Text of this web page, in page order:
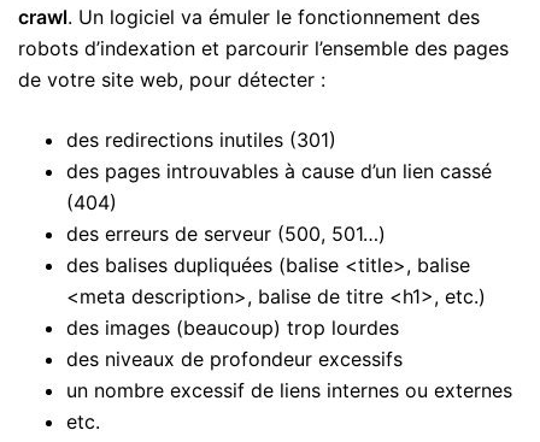
crawl. Un logiciel va émuler le fonctionnement des
robots d’indexation et parcourir l’ensemble des pages
de votre site web, pour détecter :
des redirections inutiles (301)
des pages introuvables à cause d’un lien cassé
(404)
des erreurs de serveur (500, 501…)
des balises dupliquées (balise <title>, balise
<meta description>, balise de titre <h1>, etc.)
des images (beaucoup) trop lourdes
des niveaux de profondeur excessifs
un nombre excessif de liens internes ou externes
etc.